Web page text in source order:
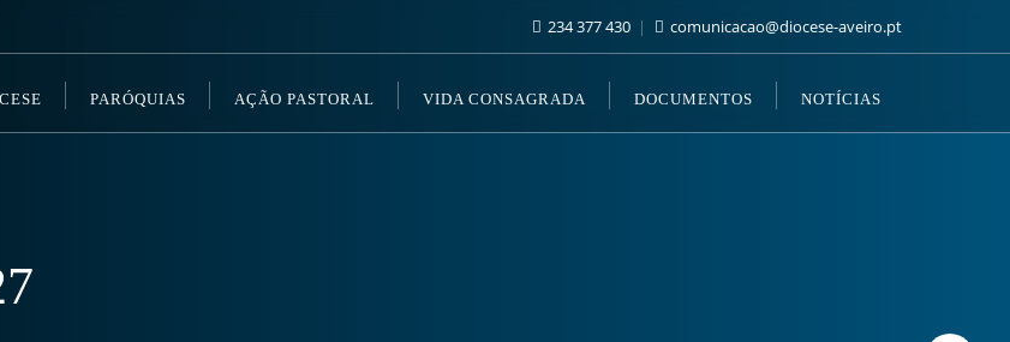
234 377 430 comunicacao@diocese-aveiro.pt
PARÓQUIAS AÇÃO PASTORAL VIDA CONSAGRADA DOCUMENTOS NOTÍCIAS